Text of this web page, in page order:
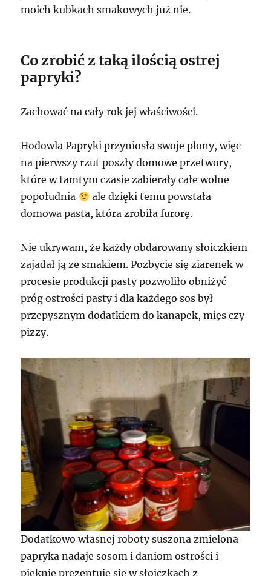
moich kubkach smakowych już nie.
Co zrobić z taką ilością ostrej
papryki?
Zachować na cały rok jej właściwości.
Hodowla Papryki przyniosła swoje plony, więc
na pierwszy rzut poszły domowe przetwory,
które w tamtym czasie zabierały całe wolne
popołudnia
ale dzięki temu powstała
domowa pasta, która zrobiła furorę.
Nie ukrywam, że każdy obdarowany słoiczkiem
zajadał ją ze smakiem. Pozbycie się ziarenek w
procesie produkcji pasty pozwoliło obniżyć
próg ostrości pasty i dla każdego sos był
przepysznym dodatkiem do kanapek, mięs czy
pizzy.
Dodatkowo własnej roboty suszona zmielona
papryka nadaje sosom i daniom ostrości i
pięknie prezentuje się w słoiczkach z